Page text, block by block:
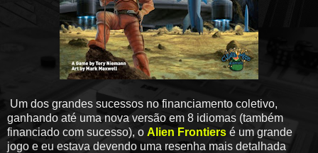
Um dos grandes sucessos no financiamento coletivo,
ganhando até uma nova versão em 8 idiomas (também
financiado com sucesso), o Alien Frontiers é um grande
jogo e eu estava devendo uma resenha mais detalhada